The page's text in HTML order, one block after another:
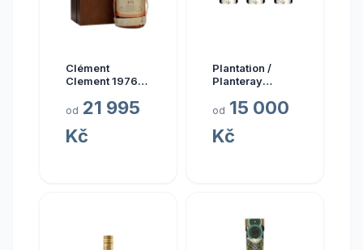
Clément
Clement 1976
od 21 995
Kč
Plantation /
Planteray
Sada Single
Cellar 2024
od 15 000
Kč